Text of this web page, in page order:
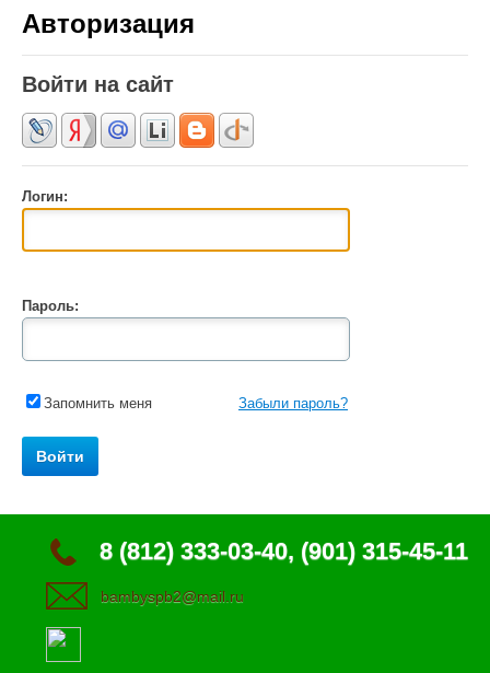
Авторизация
Войти на сайт
Логин:
Пароль:
Запомнить меня Забыли пароль?
8 (812) 333-03-40, (901) 315-45-11
bambyspb2@mail.ru